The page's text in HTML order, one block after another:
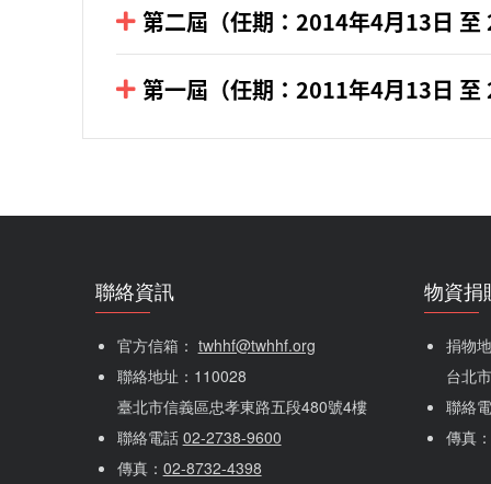
關愛董事 / 王鴻嬪
台灣關愛基金會第一屆、第二屆、第三屆、
天一製藥常務董事
前尼爾森媒體研究公司董事長
台灣關愛基金會第三屆、第四屆董事
任期：2023年4月13日至 2026年4月12日
台灣關愛之家協會第一屆理事長
台灣關愛之家協會第二屆理事長
台灣關愛之家協會常務理事
三犬基金慈善事業家
台灣關愛之家協會監事
中華滋根協會理事
任期： 2020 年 4 月 13 日 至 2023 年 4 月 12 日
關愛董事 / 王鴻嬪
中華道明會會長
台灣關愛之家協會第二屆理事長
三犬基金慈善事業家
台灣關愛之家協會監事
中華滋根協會理事
董事任期：2017年4月13日 至 2020年4月12日
董事長任期：2017年5月23日 至 2018年5月11日
第二屆（任期：2014年4月13日 至
關愛董事長 / 汪其桐
三犬基金慈善事業家
台灣關愛之家協會監事
董事長任期：2014年5月13日 至 2017年4月12日
關愛董事 / 王阿和
利盛呢絨綢緞有限公司總經理
董事任期：2014年4月13日 至 2017年4月12日
關愛董事 / 張哲銘
第一屆（任期：2011年4月13日 至
董事長任期：2013年1月29日 至 2014年4月12日
關愛董事 / 王阿和
利盛呢絨綢緞有限公司總經理
董事任期：2011年4月13日 至 2014年4月12日
聯絡資訊
官方信箱： twhhf@twhhf.org
聯絡地址：110028
臺北市信義區忠孝東路五段480號4樓
聯絡電話 02-2738-9600
傳真： 02-8732-4398
物資捐
捐物
台北
聯絡
傳真：